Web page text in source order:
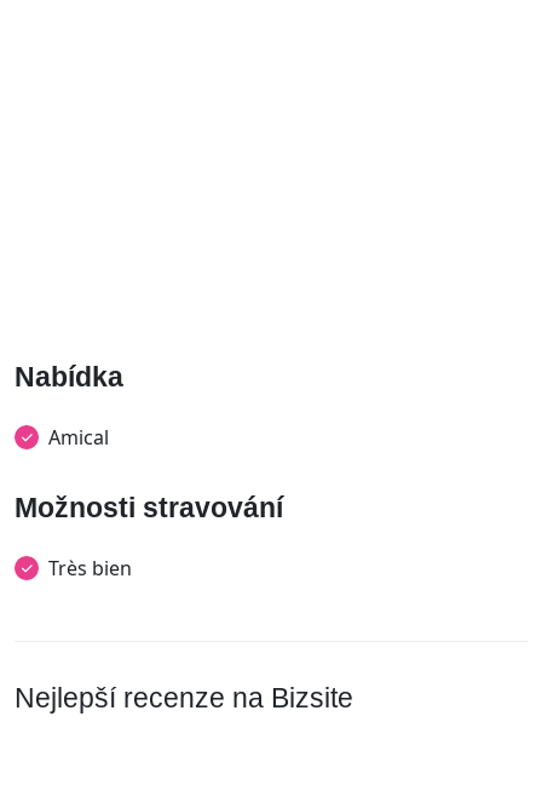
Nabídka
Amical
Možnosti stravování
Très bien
Nejlepší recenze na Bizsite